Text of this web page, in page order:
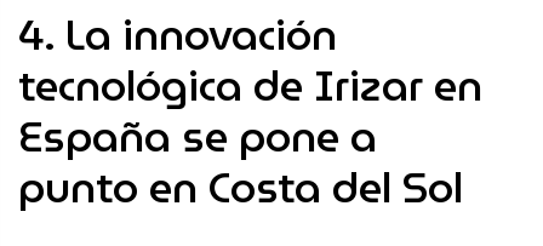
4. La innovación
tecnológica de Irizar en
España se pone a
punto en Costa del Sol